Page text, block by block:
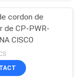
cordon de
de CP-PWR-
CISCO